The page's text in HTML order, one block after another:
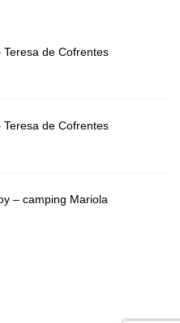
de Cofrentes
de Cofrentes
– camping Mariola